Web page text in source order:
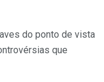
do ponto de vista
que